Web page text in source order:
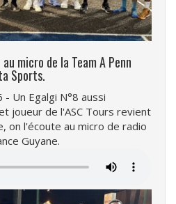
micro de la Team A Penn
Sports.
Un Egalgi N°8 aussi
joueur de l'ASC Tours revient
on l'écoute au micro de radio
Guyane.